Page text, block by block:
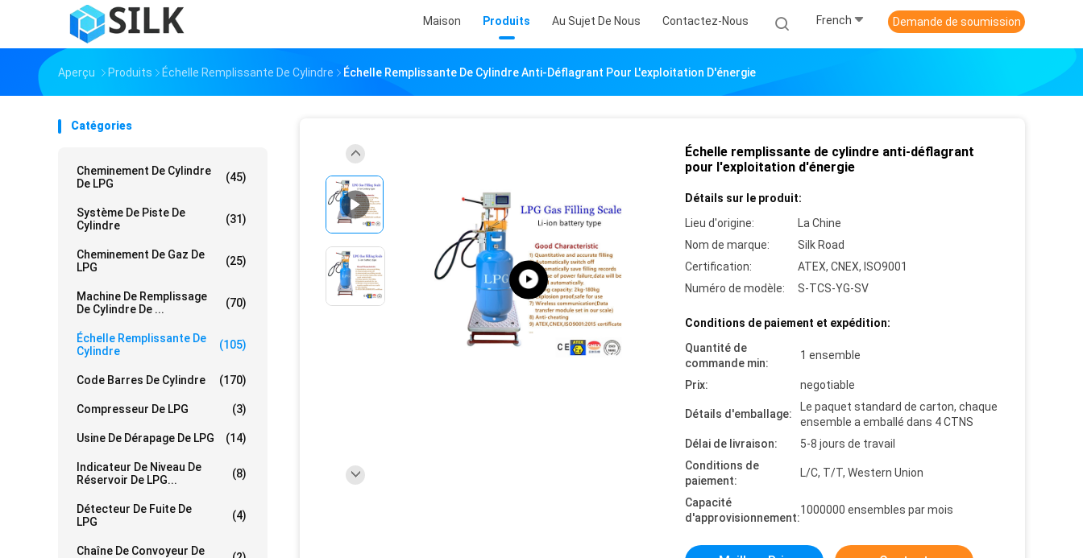
Maison Produits Au Sujet De Nous Contactez-Nous French Demande de soumission
Aperçu Produits Échelle Remplissante De Cylindre Échelle Remplissante De Cylindre Anti-Déflagrant Pour L'exploitation D'énergie
Catégories
Cheminement De Cylindre
De LPG
(45)
Système De Piste De
Cylindre
(31)
Cheminement De Gaz De
LPG
(25)
Machine De Remplissage
De Cylindre De ...
(70)
Échelle Remplissante De
Cylindre
(105)
Code Barres De Cylindre (170)
Compresseur De LPG (3)
Usine De Dérapage De LPG (14)
Indicateur De Niveau De
Réservoir De LPG...
(8)
Détecteur De Fuite De
LPG
(4)
Chaîne De Convoyeur De
Échelle remplissante de cylindre anti-déflagrant
pour l'exploitation d'énergie
Détails sur le produit:
Lieu d'origine:
La Chine
Nom de marque:
Silk Road
Certification:
ATEX, CNEX, ISO9001
Numéro de modèle:
S-TCS-YG-SV
Conditions de paiement et expédition:
Quantité de
commande min:
1 ensemble
Prix: negotiable
Détails d'emballage:
Le paquet standard de carton, chaque
ensemble a emballé dans 4 CTNS
Délai de livraison:
5-8 jours de travail
Conditions de
paiement:
L/C, T/T, Western Union
Capacité
d'approvisionnement:
1000000 ensembles par mois